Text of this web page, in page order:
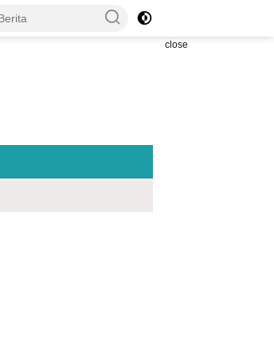
close